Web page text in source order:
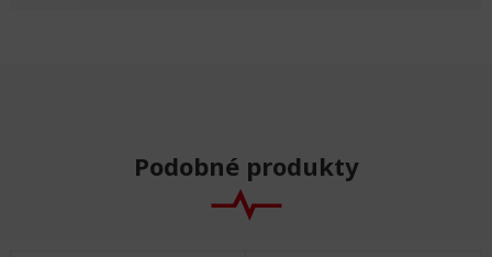
Podobné produkty